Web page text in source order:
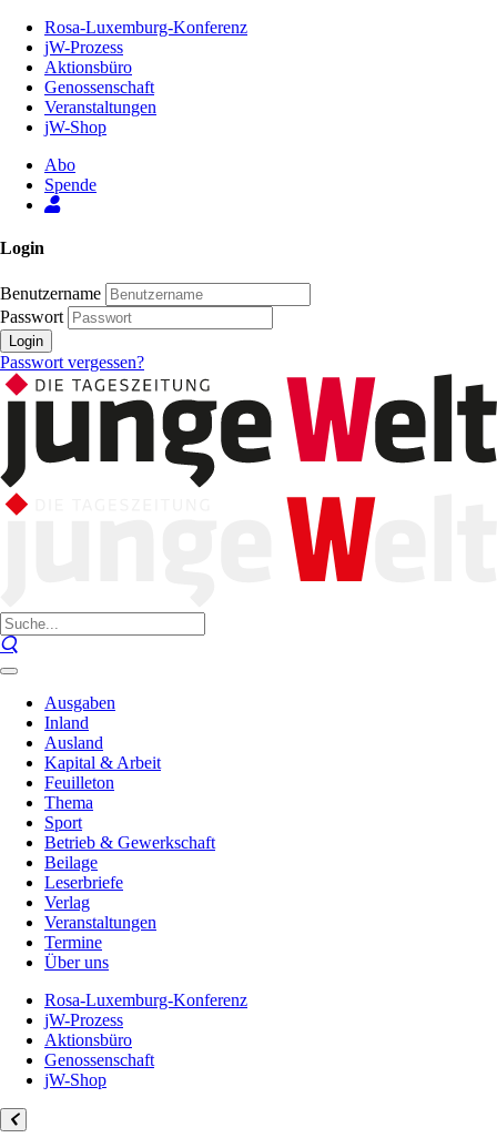
Inhalt
Seite
Rosa-Luxemburg-Konferenz
jW-Prozess
Aktionsbüro
Genossenschaft
Veranstaltungen
jW-Shop
Abo
Spende
Login
Benutzername
Passwort
Login
Passwort vergessen?
Ausgaben
Inland
Ausland
Kapital & Arbeit
Feuilleton
Thema
Sport
Betrieb & Gewerkschaft
Beilage
Leserbriefe
Verlag
Veranstaltungen
Termine
Über uns
Rosa-Luxemburg-Konferenz
jW-Prozess
Aktionsbüro
Genossenschaft
jW-Shop